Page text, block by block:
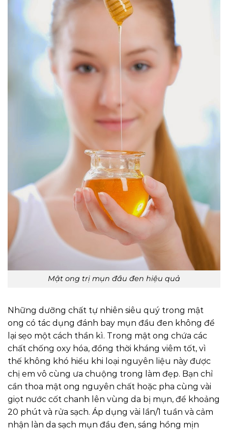
Mật ong trị mụn đầu đen hiệu quả
Những dưỡng chất tự nhiên siêu quý trong mật
ong có tác dụng đánh bay mụn đầu đen không để
lại sẹo một cách thần kì. Trong mật ong chứa các
chất chống oxy hóa, đồng thời kháng viêm tốt, vì
thế không khó hiểu khi loại nguyên liệu này được
chị em vô cùng ưa chuộng trong làm đẹp. Bạn chỉ
cần thoa mật ong nguyên chất hoặc pha cùng vài
giọt nước cốt chanh lên vùng da bị mụn, để khoảng
20 phút và rửa sạch. Áp dụng vài lần/1 tuần và cảm
nhận làn da sạch mụn đầu đen, sáng hồng mịn